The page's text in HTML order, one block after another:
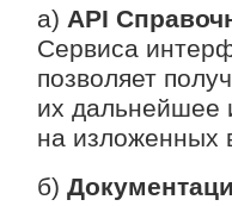
а) API
Сервиса
позволяет
их дальнейшее
на изложенных
б)